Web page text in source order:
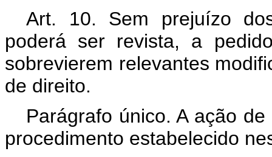
Art. 10. Sem prejuízo
poderá ser revista, a
sobrevierem relevantes
de direito.
Parágrafo único. A ação
procedimento estabelecido